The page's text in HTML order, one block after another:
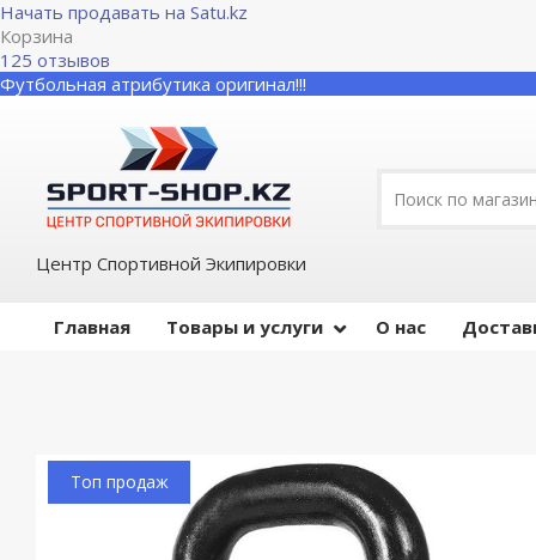
Начать продавать на Satu.kz
Корзина
125 отзывов
Футбольная атрибутика оригинал!!!
Центр Спортивной Экипировки
Главная Товары и услуги О нас
Топ продаж